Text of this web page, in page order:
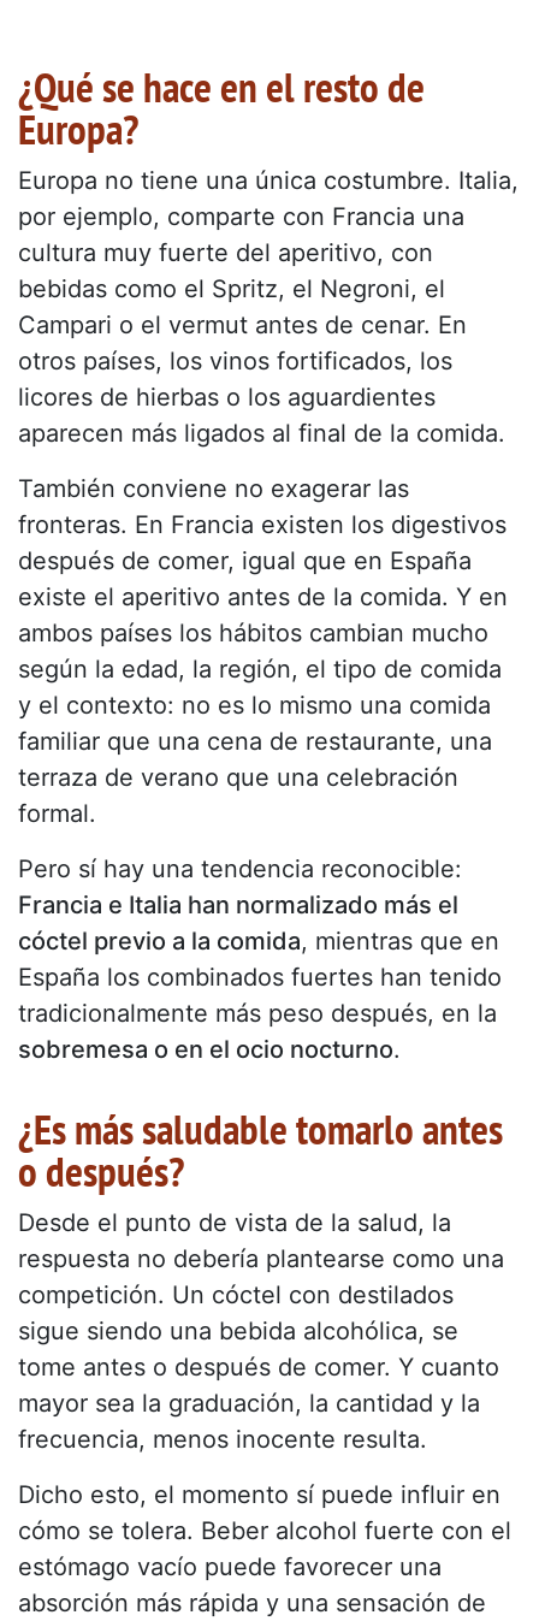
¿Qué se hace en el resto de
Europa?
Europa no tiene una única costumbre. Italia,
por ejemplo, comparte con Francia una
cultura muy fuerte del aperitivo, con
bebidas como el Spritz, el Negroni, el
Campari o el vermut antes de cenar. En
otros países, los vinos fortificados, los
licores de hierbas o los aguardientes
aparecen más ligados al final de la comida.
También conviene no exagerar las
fronteras. En Francia existen los digestivos
después de comer, igual que en España
existe el aperitivo antes de la comida. Y en
ambos países los hábitos cambian mucho
según la edad, la región, el tipo de comida
y el contexto: no es lo mismo una comida
familiar que una cena de restaurante, una
terraza de verano que una celebración
formal.
Pero sí hay una tendencia reconocible:
Francia e Italia han normalizado más el
cóctel previo a la comida, mientras que en
España los combinados fuertes han tenido
tradicionalmente más peso después, en la
sobremesa o en el ocio nocturno.
¿Es más saludable tomarlo antes
o después?
Desde el punto de vista de la salud, la
respuesta no debería plantearse como una
competición. Un cóctel con destilados
sigue siendo una bebida alcohólica, se
tome antes o después de comer. Y cuanto
mayor sea la graduación, la cantidad y la
frecuencia, menos inocente resulta.
Dicho esto, el momento sí puede influir en
cómo se tolera. Beber alcohol fuerte con el
estómago vacío puede favorecer una
absorción más rápida y una sensación de